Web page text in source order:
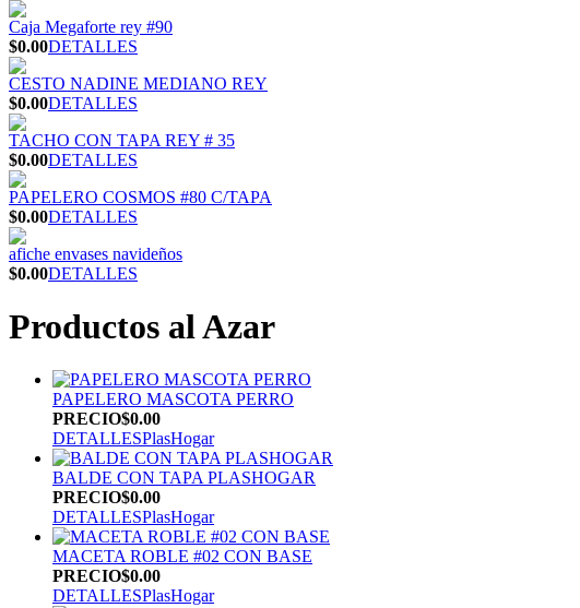
Caja Megaforte rey #90
$0.00DETALLES
CESTO NADINE MEDIANO REY
$0.00DETALLES
TACHO CON TAPA REY # 35
$0.00DETALLES
PAPELERO COSMOS #80 C/TAPA
$0.00DETALLES
afiche envases navideños
$0.00DETALLES
Productos al Azar
PAPELERO MASCOTA PERRO
PRECIO$0.00
DETALLESPlasHogar
BALDE CON TAPA PLASHOGAR
PRECIO$0.00
DETALLESPlasHogar
MACETA ROBLE #02 CON BASE
PRECIO$0.00
DETALLESPlasHogar